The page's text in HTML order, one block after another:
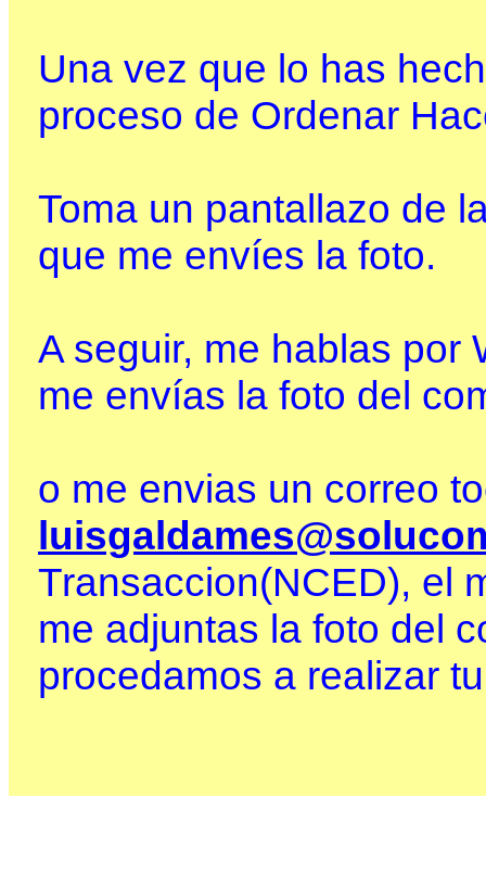
Una vez que lo has
proceso de Ordenar
Toma un pantallazo de
que me envíes la foto.
A seguir, me hablas por
me envías la foto del
o me envias un correo
Transaccion(NCED), el
me adjuntas la foto del
procedamos a realizar